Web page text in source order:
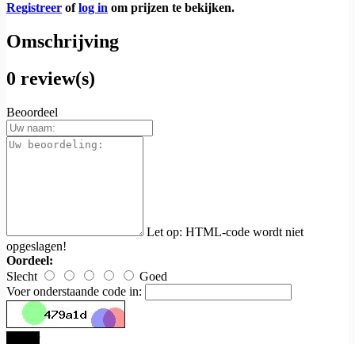
Registreer oflog in om prijzen te bekijken.
Omschrijving
0 review(s)
Beoordeel
Let op: HTML-code wordt niet
opgeslagen!
Oordeel:
Slecht
Goed
Voer onderstaande code in: